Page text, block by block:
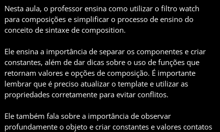
Nesta aula, o professor ensina como utilizar o filtro watch
para composições e simplificar o processo de ensino do
conceito de sintaxe de composition.
Ele ensina a importância de separar os componentes e criar
constantes, além de dar dicas sobre o uso de funções que
retornam valores e opções de composição. É importante
lembrar que é preciso atualizar o template e utilizar as
propriedades corretamente para evitar conflitos.
Ele também fala sobre a importância de observar
profundamente o objeto e criar constantes e valores contatos